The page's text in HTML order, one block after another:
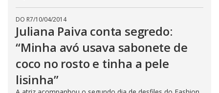
DO R7/10/04/2014
Juliana Paiva conta segredo:
“Minha avó usava sabonete de
coco no rosto e tinha a pele
lisinha”